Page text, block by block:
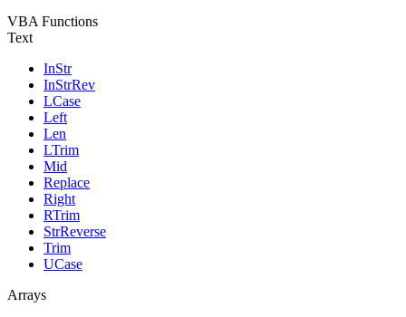
VBA Functions
Text
InStr
InStrRev
LCase
Left
Len
LTrim
Mid
Replace
Right
RTrim
StrReverse
Trim
UCase
Arrays